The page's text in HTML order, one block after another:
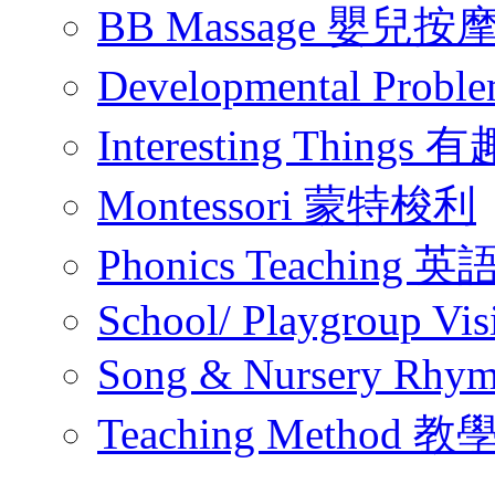
BB Massage 嬰兒按
Developmental
Interesting Things 有
Montessori 蒙特梭利
Phonics Teaching 英
School/ Playgroup
Song & Nursery
Teaching Method 教